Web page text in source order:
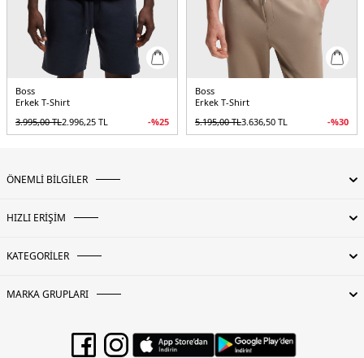
Boss
Erkek T-Shirt
3.995,00TL2.996,25 TL -%25
Boss
Erkek T-Shirt
5.195,00TL3.636,50 TL -%30
ÖNEMLİ BİLGİLER
HIZLI ERİŞİM
KATEGORİLER
MARKA GRUPLARI